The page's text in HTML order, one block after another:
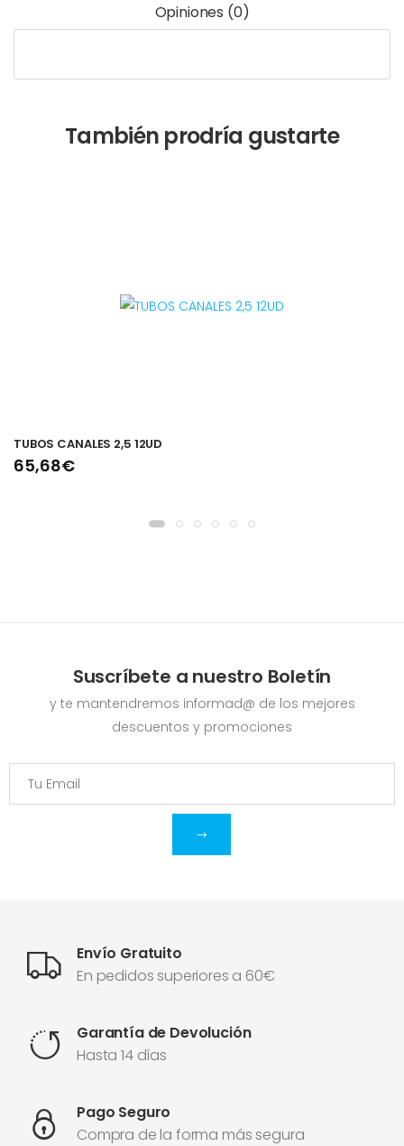
Opiniones (0)
También prodría gustarte
TUBOS CANALES 2,5 12UD
65,68€
Suscríbete a nuestro Boletín
y te mantendremos informad@ de los mejores
descuentos y promociones
Envío Gratuito
En pedidos superiores a 60€
Garantía de Devolución
Hasta 14 días
Pago Seguro
Compra de la forma más segura